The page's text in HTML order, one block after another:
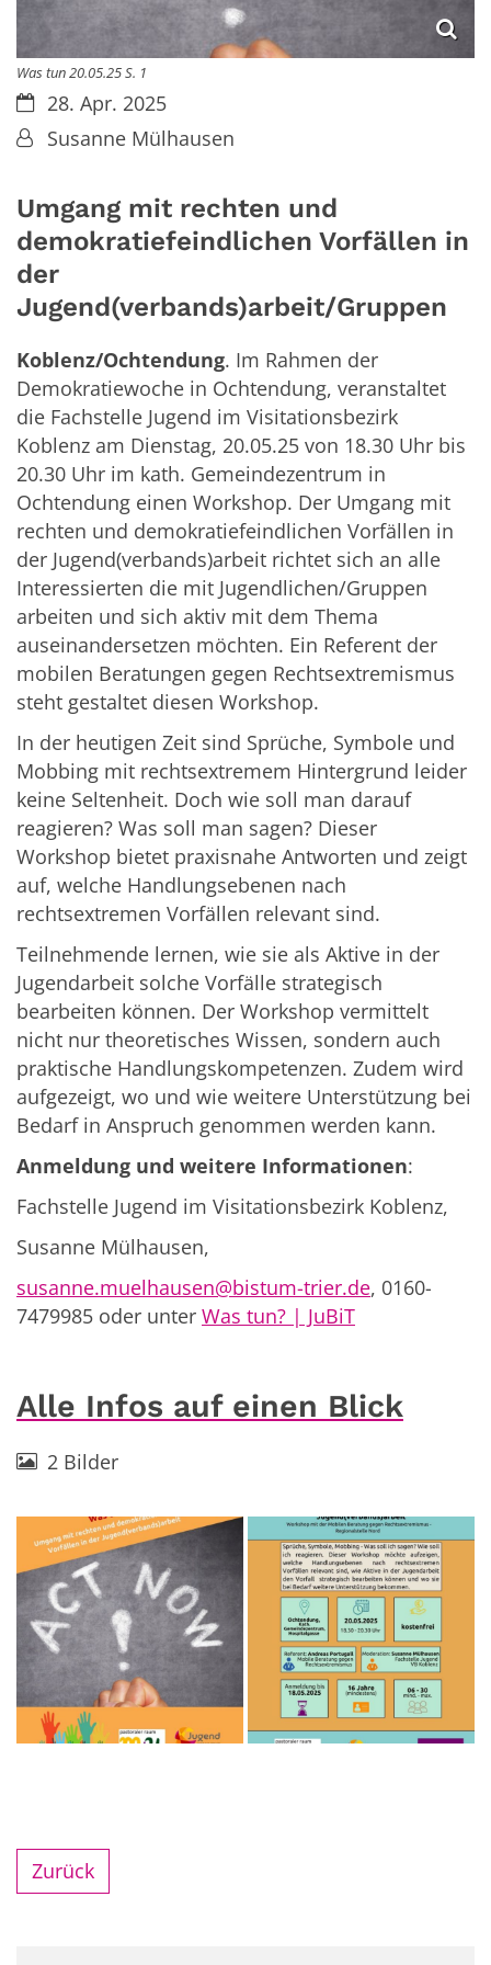
Was tun 20.05.25 S. 1
Datum:28. Apr. 2025
Von:Susanne Mülhausen
Umgang mit rechten und
demokratiefeindlichen Vorfällen in
der
Jugend(verbands)arbeit/Gruppen
Koblenz/Ochtendung. Im Rahmen der
Demokratiewoche in Ochtendung, veranstaltet
die Fachstelle Jugend im Visitationsbezirk
Koblenz am Dienstag, 20.05.25 von 18.30 Uhr bis
20.30 Uhr im kath. Gemeindezentrum in
Ochtendung einen Workshop. Der Umgang mit
rechten und demokratiefeindlichen Vorfällen in
der Jugend(verbands)arbeit richtet sich an alle
Interessierten die mit Jugendlichen/Gruppen
arbeiten und sich aktiv mit dem Thema
auseinandersetzen möchten. Ein Referent der
mobilen Beratungen gegen Rechtsextremismus
steht gestaltet diesen Workshop.
In der heutigen Zeit sind Sprüche, Symbole und
Mobbing mit rechtsextremem Hintergrund leider
keine Seltenheit. Doch wie soll man darauf
reagieren? Was soll man sagen? Dieser
Workshop bietet praxisnahe Antworten und zeigt
auf, welche Handlungsebenen nach
rechtsextremen Vorfällen relevant sind.
Teilnehmende lernen, wie sie als Aktive in der
Jugendarbeit solche Vorfälle strategisch
bearbeiten können. Der Workshop vermittelt
nicht nur theoretisches Wissen, sondern auch
praktische Handlungskompetenzen. Zudem wird
aufgezeigt, wo und wie weitere Unterstützung bei
Bedarf in Anspruch genommen werden kann.
Anmeldung und weitere Informationen:
Fachstelle Jugend im Visitationsbezirk Koblenz,
Susanne Mülhausen,
susanne.muelhausen@bistum-trier.de, 0160-
7479985 oder unter Was tun? | JuBiT
Alle Infos auf einen Blick
2 Bilder
Zurück